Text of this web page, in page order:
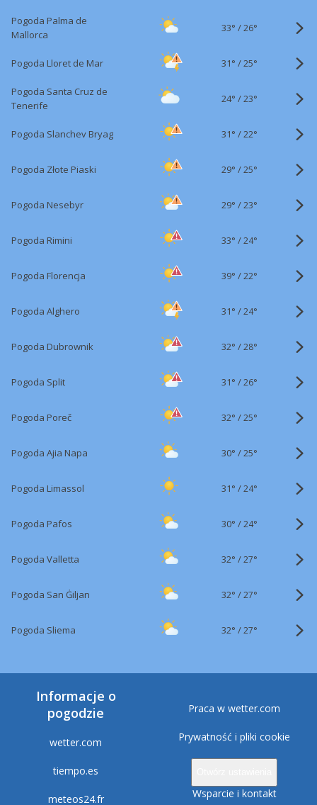
Pogoda Palma de
Mallorca
33° /26°
Pogoda Lloret de Mar 31° /25°
Pogoda Santa Cruz de
Tenerife
24° /23°
Pogoda Slanchev Bryag 31° /22°
Pogoda Złote Piaski 29° /25°
Pogoda Nesebyr 29° /23°
Pogoda Rimini 33° /24°
Pogoda Florencja 39° /22°
Pogoda Alghero 31° /24°
Pogoda Dubrownik 32° /28°
Pogoda Split 31° /26°
Pogoda Poreč 32° /25°
Pogoda Ajia Napa 30° /25°
Pogoda Limassol 31° /24°
Pogoda Pafos 30° /24°
Pogoda Valletta 32° /27°
Pogoda San Ġiljan 32° /27°
Pogoda Sliema 32° /27°
Informacje o
pogodzie
wetter.com
tiempo.es
meteos24.fr
Praca w wetter.com
Prywatność i pliki cookie
Wsparcie i kontakt